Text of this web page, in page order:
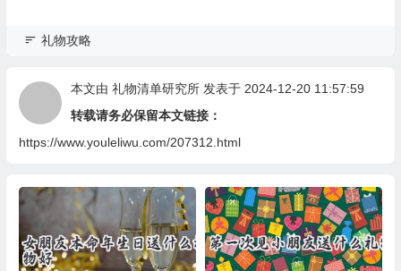
礼物攻略
本文由 礼物清单研究所发表于 2024-12-20 11:57:59
转载请务必保留本文链接：
https://www.youleliwu.com/207312.html